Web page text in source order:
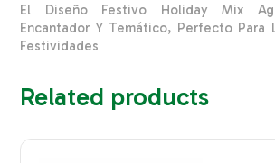
El Diseño Festivo Holiday Mix
Encantador Y Temático, Perfecto Para
Festividades
Related products